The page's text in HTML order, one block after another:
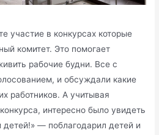
участие в конкурсах которые
комитет. Это помогает
рабочие будни. Все с
и обсуждали какие
работников. А учитывая
интересно было увидеть
детей!» — поблагодарил детей и